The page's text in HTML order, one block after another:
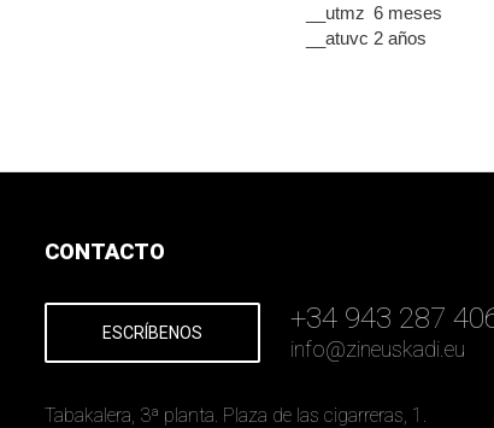
__utmz 6 meses
__atuvc 2 años
CONTACTO
ESCRÍBENOS +34 943 287
info@zineuskadi.eu
Tabakalera, 3ª planta. Plaza de las cigarreras, 1.